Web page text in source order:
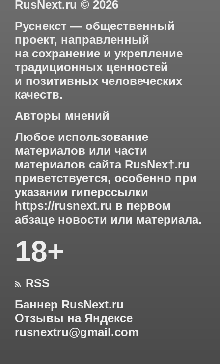
RusNext.ru © 2026
Руснекст — общественный
проект, направленный
на сохранение и укрепление
традиционных ценностей
и позитивных человеческих
качеств.
Авторы мнений
Любое использование
материалов или части
материалов сайта RusNex†.ru
приветствуется, особенно при
указании гиперссылки
https://rusnext.ru в первом
абзаце новости или материала.
18+

RSS
Баннер RusNext.ru
Отзывы на Яндексе
rusnextru@gmail.com